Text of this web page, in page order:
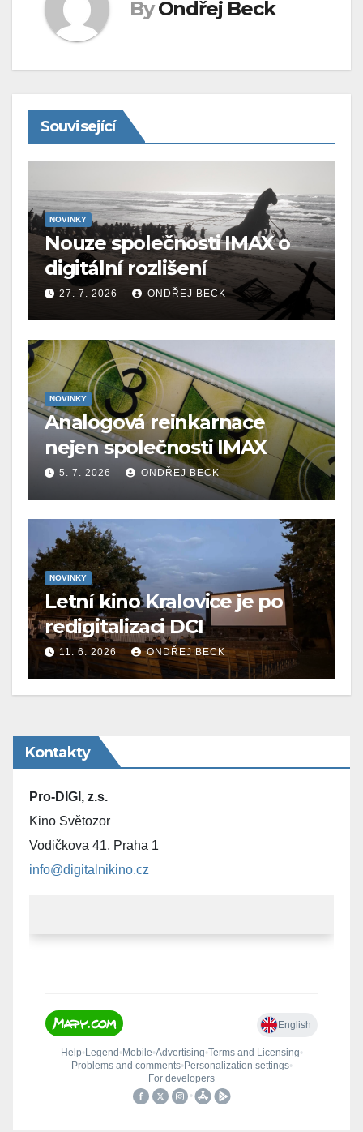
By Ondřej Beck
Související
NOVINKY
Nouze společnosti IMAX o
digitální rozlišení
27. 7. 2026 ONDŘEJ BECK
NOVINKY
Analogová reinkarnace
nejen společnosti IMAX
5. 7. 2026 ONDŘEJ BECK
NOVINKY
Letní kino Kralovice je po
redigitalizaci DCI
11. 6. 2026 ONDŘEJ BECK
Kontakty
Pro-DIGI, z.s.
Kino Světozor
Vodičkova 41, Praha 1
info@digitalnikino.cz